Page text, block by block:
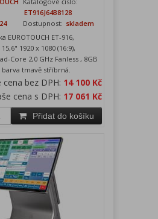
ET916J64B8128
24 Dostupnost: skladem
EUROTOUCH ET-916,
1920 x 1080 (16:9),
Core 2,0 GHz Fanless , 8GB
barva tmavě stříbrná.
cena bez DPH: 14 100 Kč
cena s DPH: 17 061 Kč
Přidat do košíku